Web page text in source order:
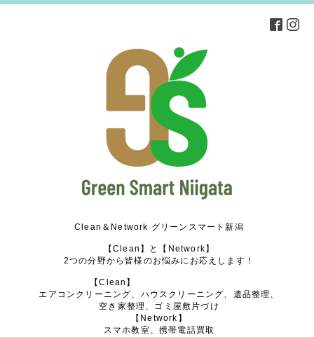
Clean＆Network グリーンスマート新潟
【Clean】と【Network】
2つの分野から皆様のお悩みにお応えします！
【Clean】
エアコンクリーニング、ハウスクリーニング、遺品整理、
空き家整理、ゴミ屋敷片づけ
【Network】
スマホ教室、携帯電話買取